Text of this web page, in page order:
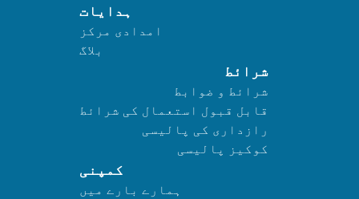
ہدایات
امدادی مرکز
بلاگ
شرائط
شرائط و ضوابط
قابل قبول استعمال کی شرائط
رازداری کی پالیسی
کوکیز پالیسی
کمپنی
ہمارے بارے میں